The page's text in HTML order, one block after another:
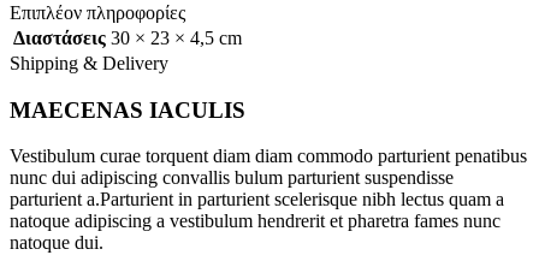
Επιπλέον πληροφορίες
Διαστάσεις 30 × 23 × 4,5 cm
Shipping & Delivery
MAECENAS IACULIS
Vestibulum curae torquent diam diam commodo parturient penatibus
nunc dui adipiscing convallis bulum parturient suspendisse
parturient a.Parturient in parturient scelerisque nibh lectus quam a
natoque adipiscing a vestibulum hendrerit et pharetra fames nunc
natoque dui.